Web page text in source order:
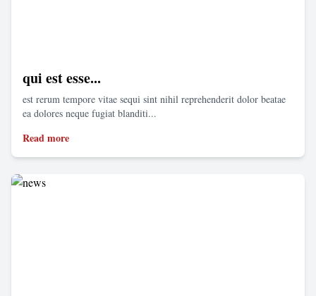
qui est esse...
est rerum tempore vitae sequi sint nihil reprehenderit dolor beatae
ea dolores neque fugiat blanditi...
Read more